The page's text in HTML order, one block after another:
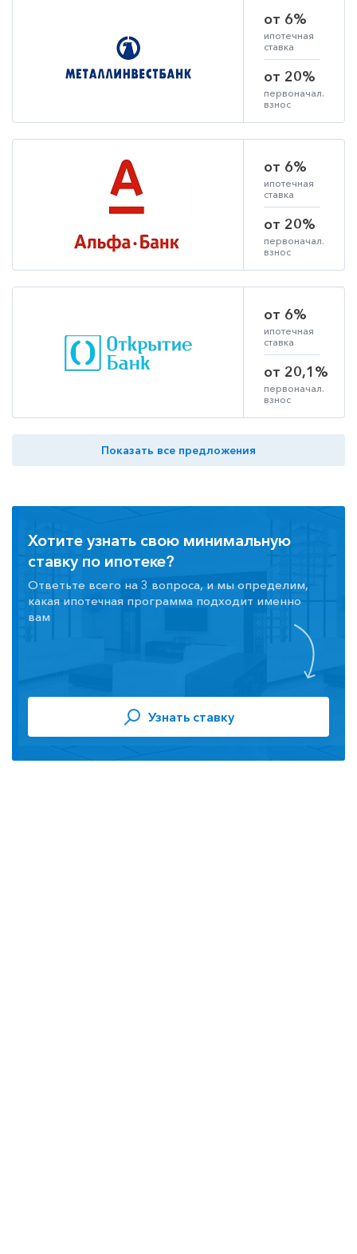
от 6%
ипотечная
ставка
от 20%
первоначал.
взнос
от 6%
ипотечная
ставка
от 20%
первоначал.
взнос
от 6%
ипотечная
ставка
от 20,1%
первоначал.
взнос
Показать все предложения
Хотите узнать свою минимальную
ставку по ипотеке?
Ответьте всего на 3 вопроса, и мы определим,
какая ипотечная программа подходит именно
вам
Узнать ставку